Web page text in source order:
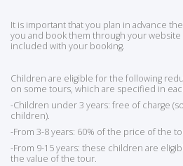
It is important that you plan in advance
you and book them through your website
included with your booking.
Children are eligible for the following
on some tours, which are specified in
-Children under 3 years: free of charge
children).
-From 3-8 years: 60% of the price of the
-From 9-15 years: these children are
the value of the tour.